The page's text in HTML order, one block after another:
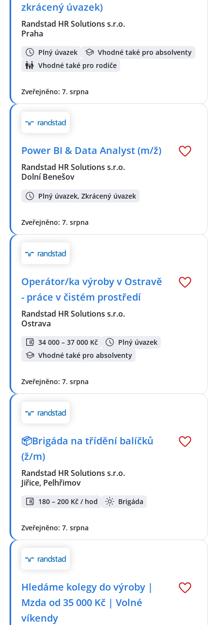
zkrácený úvazek)
Randstad HR Solutions s.r.o.
Praha
Plný úvazek
Vhodné také pro absolventy
Vhodné také pro rodiče
Zveřejněno: 7. srpna
Power BI & Data Analyst (m/ž)
Randstad HR Solutions s.r.o.
Dolní Benešov
Plný úvazek, Zkrácený úvazek
Zveřejněno: 7. srpna
Operátor/ka výroby v Ostravě
- práce v čistém prostředí
Randstad HR Solutions s.r.o.
Ostrava
34 000 – 37 000 Kč
Plný úvazek
Vhodné také pro absolventy
Zveřejněno: 7. srpna
📦Brigáda na třídění balíčků
(ž/m)
Randstad HR Solutions s.r.o.
Jiřice, Pelhřimov
180 – 200 Kč / hod Brigáda
Zveřejněno: 7. srpna
Hledáme kolegy do výroby |
Mzda od 35 000 Kč | Volné
víkendy